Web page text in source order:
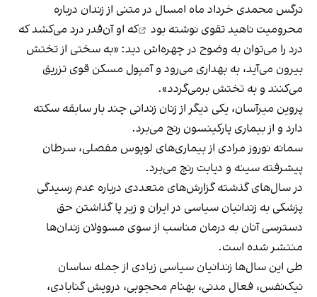
نرگس محمدی خرداد ماه امسال در متنی از زندان درباره
محرومیت ناهید تقوی نوشته بود
که او آن‌قدر درد می‌کشد که
درد را می‌توان به وضوح در چهره‌اش دید: «به سختی از تختش
بیرون می‌آید، به بهداری می‌رود و آمپول مسکن قوی تزریق
می‌کنند و به تختش برمی‌گردد».
پروین میرآسان، یکی دیگر از زنان زندانی چند بار سابقه سکته
دارد و از بیماری پارکینسون رنج می‌برد.
سمانه نوروز مرادی از بیماری‌های لوپوس مفصلی، سرطان
پیشرفته سینه و دیابت رنج می‌برد.
در سال‌های گذشته گزارش‌های متعددی درباره عدم رسیدگی
پزشکی به زندانیان سیاسی در ایران و زیر پا گذاشتن حق
دسترسی آنان به درمان مناسب از سوی مسوولان زندان‌ها
منتشر شده است.
طی این سال‌ها زندانیان سیاسی زیادی از جمله ساسان
نیک‌نفس، فعال مدنی، بهنام محجوبی، درویش گنابادی،